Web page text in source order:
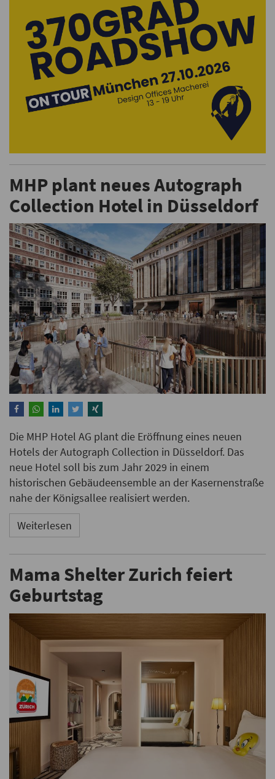
MHP plant neues Autograph
Collection Hotel in Düsseldorf
Die MHP Hotel AG plant die Eröffnung eines neuen
Hotels der Autograph Collection in Düsseldorf. Das
neue Hotel soll bis zum Jahr 2029 in einem
historischen Gebäudeensemble an der Kasernenstraße
nahe der Königsallee realisiert werden.
Weiterlesen
Mama Shelter Zurich feiert
Geburtstag